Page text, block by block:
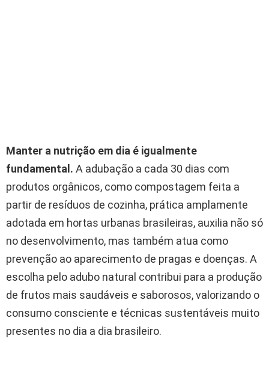
Manter a nutrição em dia é igualmente
fundamental. A adubação a cada 30 dias com
produtos orgânicos, como compostagem feita a
partir de resíduos de cozinha, prática amplamente
adotada em hortas urbanas brasileiras, auxilia não só
no desenvolvimento, mas também atua como
prevenção ao aparecimento de pragas e doenças. A
escolha pelo adubo natural contribui para a produção
de frutos mais saudáveis e saborosos, valorizando o
consumo consciente e técnicas sustentáveis muito
presentes no dia a dia brasileiro.